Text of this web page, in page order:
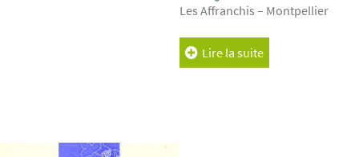
Les Affranchis – Montpellier
Lire la suite